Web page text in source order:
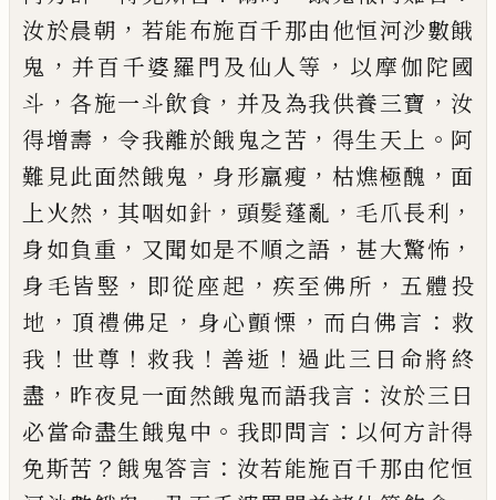
汝於晨朝 ， 若能布施百千那由他恒河沙數餓
鬼 ， 并百千婆羅門及仙人等 ， 以摩伽陀國
斗 ， 各施一斗飲食 ， 并及為我供養三寶 ， 汝
得增壽 ， 令我離於餓鬼之苦 ， 得生天上 。 阿
難見此面然餓鬼 ， 身形羸瘦 ， 枯燋極醜 ， 面
上火然 ， 其咽如針 ， 頭髮蓬亂 ， 毛爪長利 ，
身如負重 ， 又聞如是不順之語 ， 甚大驚怖 ，
身毛皆竪 ， 即從座起 ， 疾至佛所 ， 五體投
地 ， 頂禮佛足 ， 身心顫慄 ， 而白佛言 ： 救
我 ！ 世尊 ！ 救我 ！ 善逝 ！ 過此三日命將 終
盡 ， 昨夜見一面然餓鬼而語我言 ： 汝於三日
必當命盡生餓鬼中 。 我即問言 ： 以何方計得
免斯苦 ？ 餓鬼答言 ： 汝若能施百千那由佗恒